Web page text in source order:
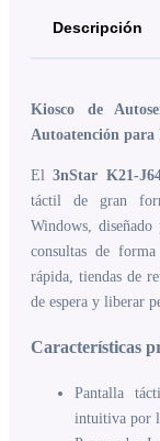
Descripción
Kiosco de
Autoatención para
El3nStar K21-
táctil de gran
Windows,
consultas de
rápida, tiendas de
de espera y liberar
Características
Pantalla
intuitiva por